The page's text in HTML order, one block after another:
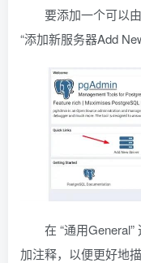
要添加一个可以
“添加新服务器Add
在 “通用
加注释，以便更好地描